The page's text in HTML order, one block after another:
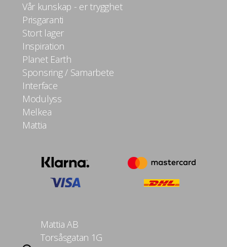
Vår kunskap - er trygghet
Prisgaranti
Stort lager
Inspiration
Planet Earth
Sponsring / Samarbete
Interface
Modulyss
Melkea
Mattia
Mattia AB
Torsåsgatan 1G